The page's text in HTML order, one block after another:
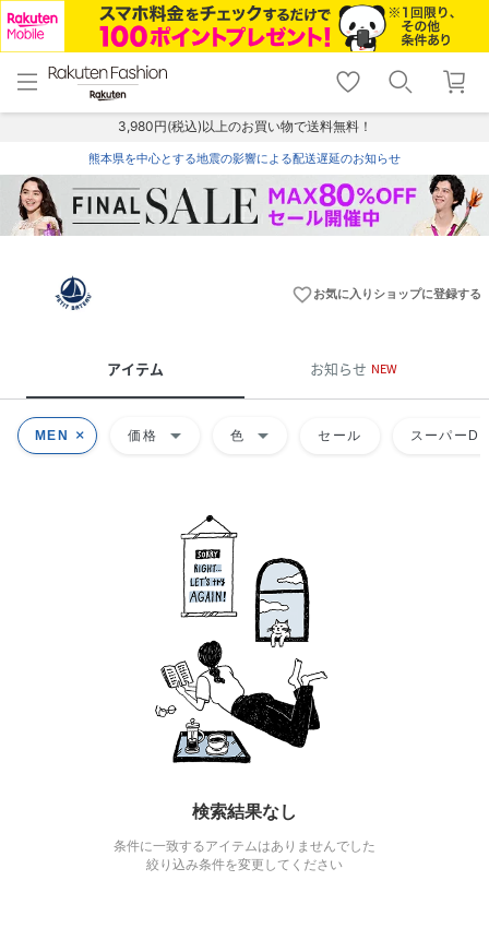
menu home
トップ
shopping_cart lock_outline
ログイン
3,980円(税込)以上のお買い物で送料無料！
熊本県を中心とする地震の影響による配送遅延のお知らせ
favorite_borderお気に入りショップに登録する
アイテム お知らせ NEW
MEN 価格 arrow_drop_down 色 arrow_drop_down セール スーパー
検索結果なし
条件に一致するアイテムはありませんでした
絞り込み条件を変更してください